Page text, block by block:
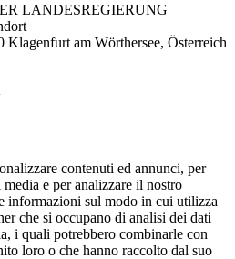
LANDESREGIERUNG
am Wörthersee, Österreich
contenuti ed annunci, per
e per analizzare il nostro
informazioni sul modo in cui utilizza
che si occupano di analisi dei dati
i quali potrebbero combinarle con
loro o che hanno raccolto dal suo